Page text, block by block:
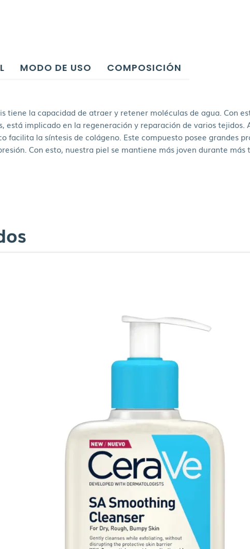
MODO DE USO COMPOSICIÓN
tiene la capacidad de atraer y retener moléculas de agua. Con
está implicado en la regeneración y reparación de varios
facilita la síntesis de colágeno. Este compuesto posee grandes
Con esto, nuestra piel se mantiene más joven durante más